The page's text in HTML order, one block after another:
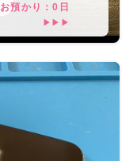
お預かり：0 日
▶▶▶